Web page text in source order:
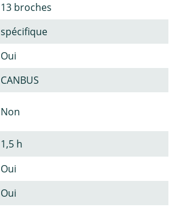
13 broches
spécifique
Oui
CANBUS
Non
1,5 h
Oui
Oui